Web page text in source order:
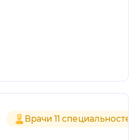
Врачи 11 специальностей